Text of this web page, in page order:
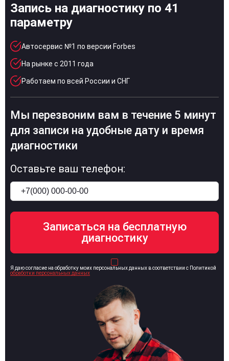
Запись на диагностику по 41
параметру
Автосервис №1 по версии Forbes
На рынке с 2011 года
Работаем по всей России и СНГ
Мы перезвоним вам в течение 5 минут
для записи на удобные дату и время
диагностики
Оставьте ваш телефон:
Я даю согласие на обработку моих персональных данных в соответствии с Политикой
обработки персональных данных